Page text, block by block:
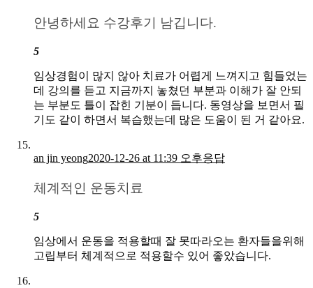
안녕하세요 수강후기 남깁니다.
5
임상경험이 많지 않아 치료가 어렵게 느껴지고 힘들었는
데 강의를 듣고 지금까지 놓쳤던 부분과 이해가 잘 안되
는 부분도 틀이 잡힌 기분이 듭니다. 동영상을 보면서 필
기도 같이 하면서 복습했는데 많은 도움이 된 거 같아요.
an jin yeong2020-12-26 at 11:39 오후응답
체계적인 운동치료
5
임상에서 운동을 적용할때 잘 못따라오는 환자들을위해
고립부터 체계적으로 적용할수 있어 좋았습니다.